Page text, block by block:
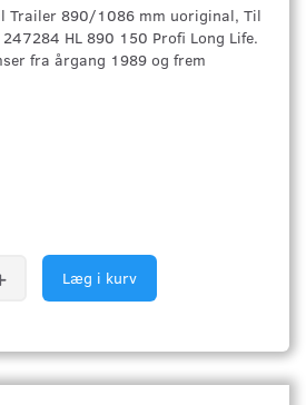
Trailer 890/1086 mm uoriginal, Til
HL 890 150 Profi Long Life.
fra årgang 1989 og frem
Læg i kurv